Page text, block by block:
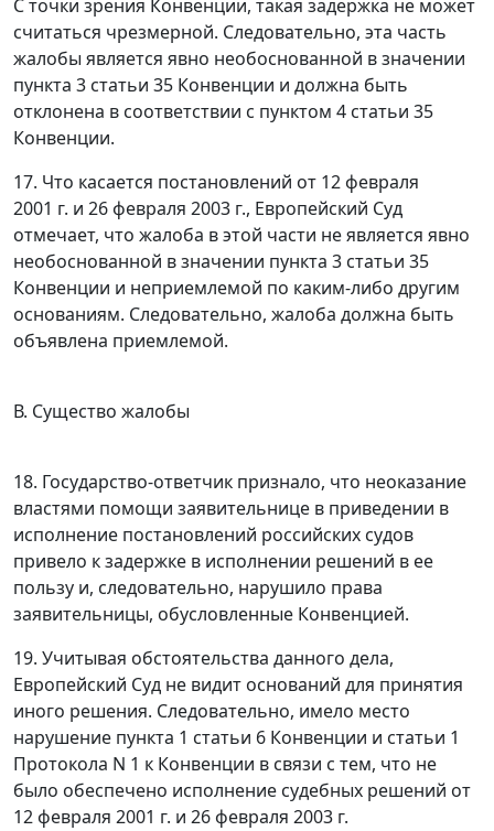
С точки зрения Конвенции, такая задержка не может
считаться чрезмерной. Следовательно, эта часть
жалобы является явно необоснованной в значении
пункта 3 статьи 35 Конвенции и должна быть
отклонена в соответствии с пунктом 4 статьи 35
Конвенции.
17. Что касается постановлений от 12 февраля
2001 г. и 26 февраля 2003 г., Европейский Суд
отмечает, что жалоба в этой части не является явно
необоснованной в значении пункта 3 статьи 35
Конвенции и неприемлемой по каким-либо другим
основаниям. Следовательно, жалоба должна быть
объявлена приемлемой.
В. Существо жалобы
18. Государство-ответчик признало, что неоказание
властями помощи заявительнице в приведении в
исполнение постановлений российских судов
привело к задержке в исполнении решений в ее
пользу и, следовательно, нарушило права
заявительницы, обусловленные Конвенцией.
19. Учитывая обстоятельства данного дела,
Европейский Суд не видит оснований для принятия
иного решения. Следовательно, имело место
нарушение пункта 1 статьи 6 Конвенции и статьи 1
Протокола N 1 к Конвенции в связи с тем, что не
было обеспечено исполнение судебных решений от
12 февраля 2001 г. и 26 февраля 2003 г.